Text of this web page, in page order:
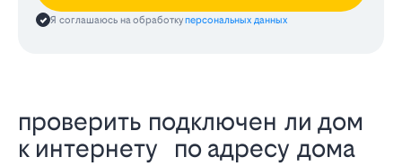
Я соглашаюсь на обработкуперсональных данных
проверить подключен ли дом
к интернету по адресу дома